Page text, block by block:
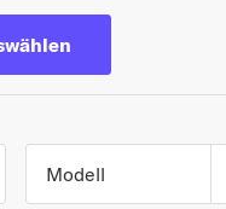
Modell